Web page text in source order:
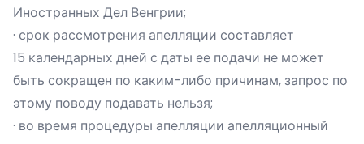
Иностранных Дел Венгрии;
· срок рассмотрения апелляции составляет
15 календарных дней с даты ее подачи не может
быть сокращен по каким-либо причинам, запрос по
этому поводу подавать нельзя;
· во время процедуры апелляции апелляционный